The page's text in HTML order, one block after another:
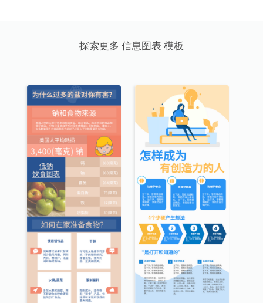
探索更多 信息图表 模板